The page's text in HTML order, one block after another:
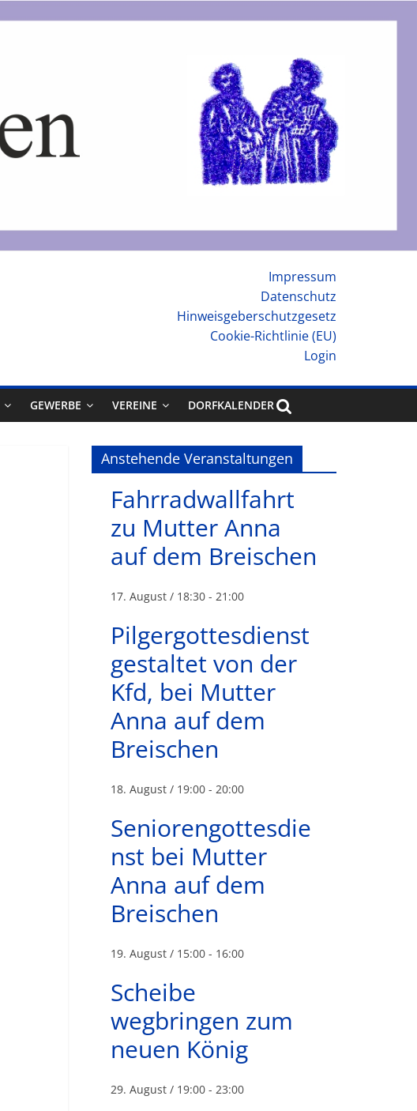
Impressum
Datenschutz
Hinweisgeberschutzgesetz
Cookie-Richtlinie (EU)
Login
GEWERBE VEREINE DORFKALENDER
Anstehende Veranstaltungen
Fahrradwallfahrt
zu Mutter Anna
auf dem Breischen
17. August / 18:30 - 21:00
Pilgergottesdienst
gestaltet von der
Kfd, bei Mutter
Anna auf dem
Breischen
18. August / 19:00 - 20:00
Seniorengottesdie
nst bei Mutter
Anna auf dem
Breischen
19. August / 15:00 - 16:00
Scheibe
wegbringen zum
neuen König
29. August / 19:00 - 23:00